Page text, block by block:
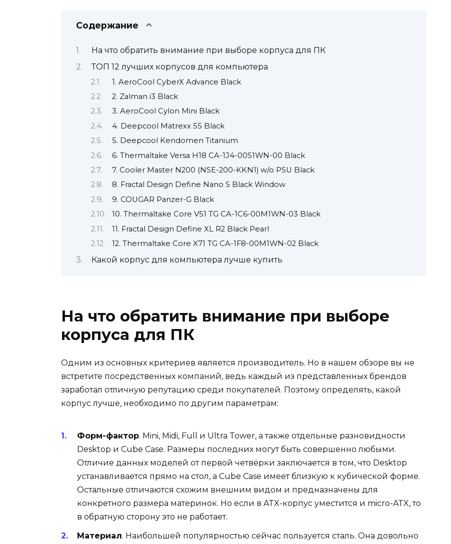
Содержание
На что обратить внимание при выборе корпуса для ПК
ТОП 12 лучших корпусов для компьютера
1. AeroCool CyberX Advance Black
2. Zalman i3 Black
3. AeroCool Cylon Mini Black
4. Deepcool Matrexx 55 Black
5. Deepcool Kendomen Titanium
6. Thermaltake Versa H18 CA-1J4-00S1WN-00 Black
7. Cooler Master N200 (NSE-200-KKN1) w/o PSU Black
8. Fractal Design Define Nano S Black Window
9. COUGAR Panzer-G Black
10. Thermaltake Core V51 TG CA-1C6-00M1WN-03 Black
11. Fractal Design Define XL R2 Black Pearl
12. Thermaltake Core X71 TG CA-1F8-00M1WN-02 Black
Какой корпус для компьютера лучше купить
На что обратить внимание при выборе
корпуса для ПК
Одним из основных критериев является производитель. Но в нашем обзоре вы не
встретите посредственных компаний, ведь каждый из представленных брендов
заработал отличную репутацию среди покупателей. Поэтому определять, какой
корпус лучше, необходимо по другим параметрам:
Форм-фактор. Mini, Midi, Full и Ultra Tower, а также отдельные разновидности
Desktop и Cube Case. Размеры последних могут быть совершенно любыми.
Отличие данных моделей от первой четвёрки заключается в том, что Desktop
устанавливается прямо на стол, а Cube Case имеет близкую к кубической форме.
Остальные отличаются схожим внешним видом и предназначены для
конкретного размера материнок. Но если в ATX-корпус уместится и micro-ATX, то
в обратную сторону это не работает.
Материал. Наибольшей популярностью сейчас пользуется сталь. Она довольно